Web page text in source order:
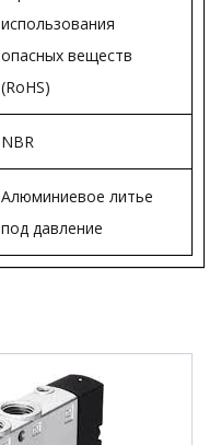
использования
опасных веществ
(RoHS)
NBR
Алюминиевое литье
под давление